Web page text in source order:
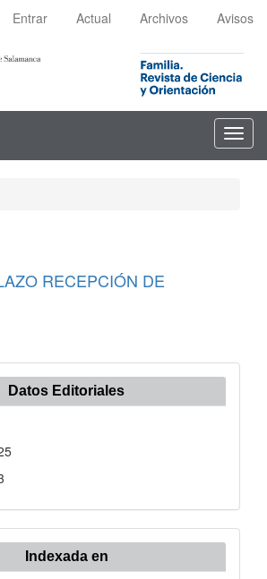
Entrar Actual Archivos Avisos
RECEPCIÓN DE
Datos Editoriales
Indexada en